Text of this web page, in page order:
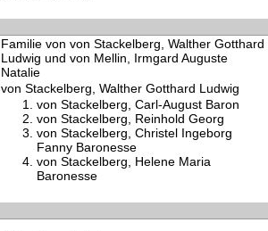
Familie von von Stackelberg, Walther Gotthard
Ludwig und von Mellin, Irmgard Auguste
Natalie
von Stackelberg, Walther Gotthard Ludwig
von Stackelberg, Carl-August Baron
von Stackelberg, Reinhold Georg
von Stackelberg, Christel Ingeborg
Fanny Baronesse
von Stackelberg, Helene Maria
Baronesse